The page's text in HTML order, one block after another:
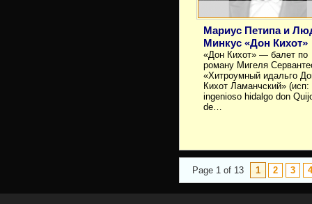
Мариус Петипа и
Минкус «Дон Кихот»
«Дон Кихот» — балет по
роману Мигеля
«Хитроумный идальго
Кихот Ламанчский» (исп:
ingenioso hidalgo don
de…
Page 1 of 13 1 2 3 4